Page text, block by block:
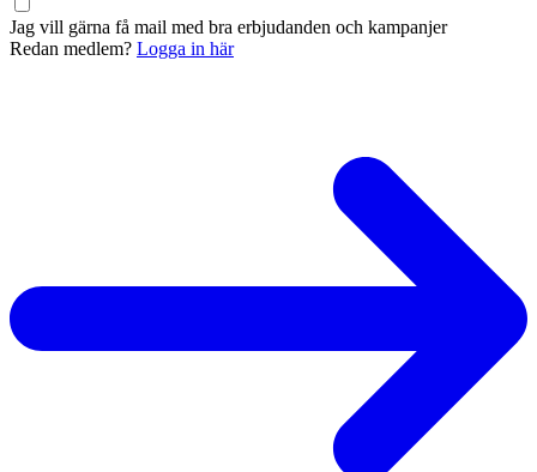
Jag vill gärna få mail med bra erbjudanden och kampanjer
Redan medlem? Logga in här